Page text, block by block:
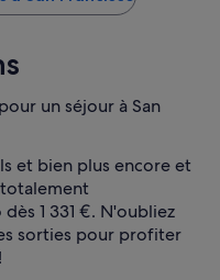
un séjour à San
et bien plus encore et
1 331 €. N'oubliez
sorties pour profiter